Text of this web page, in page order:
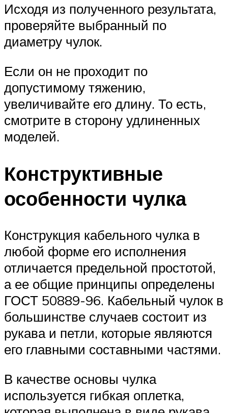
Исходя из полученного результата,
проверяйте выбранный по
диаметру чулок.
Если он не проходит по
допустимому тяжению,
увеличивайте его длину. То есть,
смотрите в сторону удлиненных
моделей.
Конструктивные
особенности чулка
Конструкция кабельного чулка в
любой форме его исполнения
отличается предельной простотой,
а ее общие принципы определены
ГОСТ 50889-96. Кабельный чулок в
большинстве случаев состоит из
рукава и петли, которые являются
его главными составными частями.
В качестве основы чулка
используется гибкая оплетка,